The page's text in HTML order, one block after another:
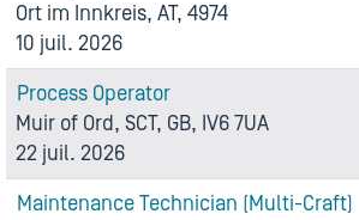
Ort im Innkreis, AT, 4974
10 juil. 2026
Process Operator
Muir of Ord, SCT, GB, IV6 7UA
22 juil. 2026
Maintenance Technician (Multi-Craft)